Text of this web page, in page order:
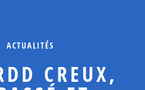
ACTUALITÉS
CREUX,